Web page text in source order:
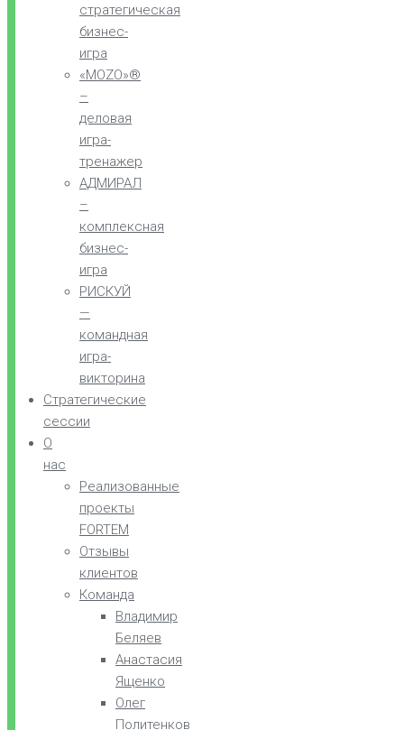
стратегическая
бизнес-
игра
«MOZO»®
–
деловая
игра-
тренажер
АДМИРАЛ
–
комплексная
бизнес-
игра
РИСКУЙ
—
командная
игра-
викторина
Стратегические
сессии
О
нас
Реализованные
проекты
FORTEM
Отзывы
клиентов
Команда
Владимир
Беляев
Анастасия
Ященко
Олег
Политенков